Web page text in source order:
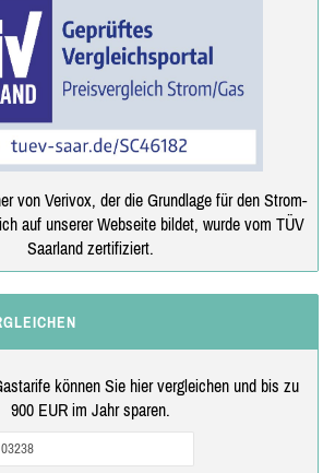
von Verivox, der die Grundlage für den Strom-
auf unserer Webseite bildet, wurde vom TÜV
Saarland zertifiziert.
können Sie hier vergleichen und bis zu
900 EUR im Jahr sparen.